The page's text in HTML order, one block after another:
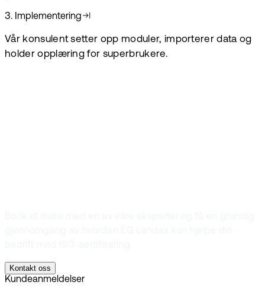
3. Implementering
Vår konsulent setter opp moduler, importerer data og
holder opplæring for superbrukere.
Kontakt oss
Kundeanmeldelser